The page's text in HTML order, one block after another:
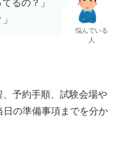
るの？」
悩んでいる
人
予約手順、試験会場や
の準備事項までを分か